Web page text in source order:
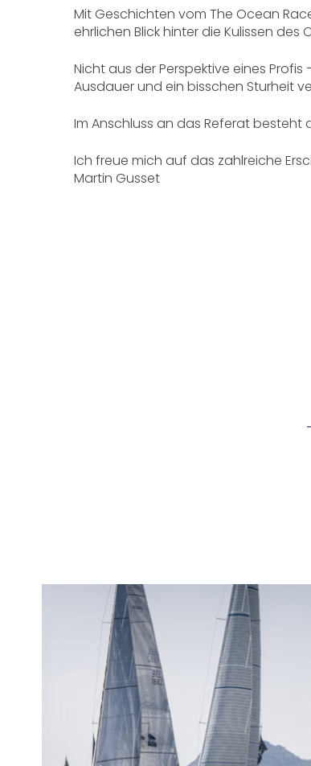
Mit Geschichten vom The Ocean
ehrlichen Blick hinter die Kulissen des
Nicht aus der Perspektive eines
Ausdauer und ein bisschen Sturheit
Im Anschluss an das Referat besteht
Ich freue mich auf das zahlreiche
Martin Gusset